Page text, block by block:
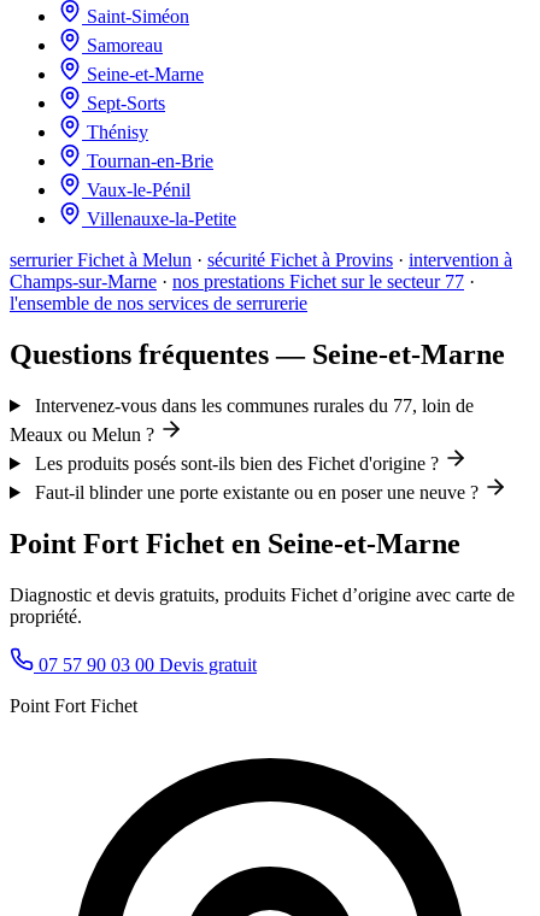
Saint-Siméon
Samoreau
Seine-et-Marne
Sept-Sorts
Thénisy
Tournan-en-Brie
Vaux-le-Pénil
Villenauxe-la-Petite
serrurier Fichet à Melun · sécurité Fichet à Provins · intervention à
Champs-sur-Marne · nos prestations Fichet sur le secteur 77 ·
l'ensemble de nos services de serrurerie
Questions fréquentes — Seine-et-Marne
Intervenez-vous dans les communes rurales du 77, loin de
Meaux ou Melun ?
Les produits posés sont-ils bien des Fichet d'origine ?
Faut-il blinder une porte existante ou en poser une neuve ?
Point Fort Fichet en Seine-et-Marne
Diagnostic et devis gratuits, produits Fichet d’origine avec carte de
propriété.
07 57 90 03 00 Devis gratuit
Point Fort Fichet